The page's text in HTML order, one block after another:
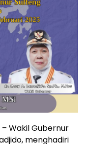
Wakil Gubernur
menghadiri